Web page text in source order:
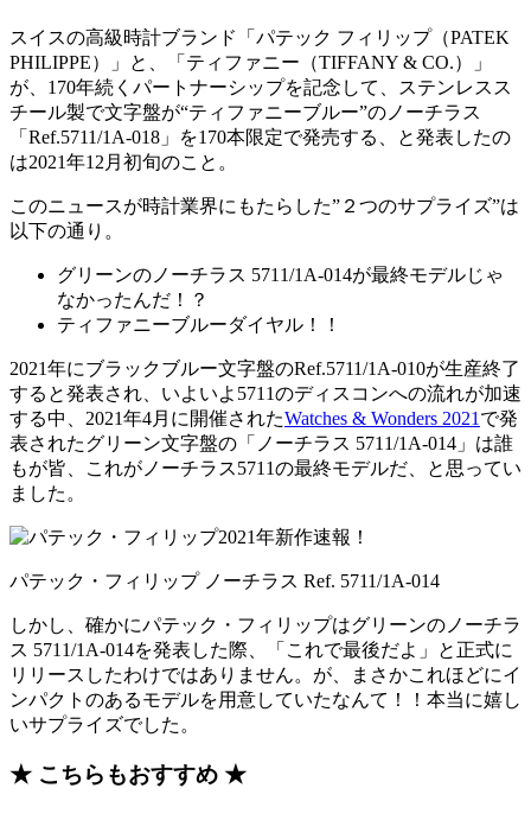
スイスの高級時計ブランド「パテック フィリップ（PATEK
PHILIPPE）」と、「ティファニー（TIFFANY & CO.）」
が、170年続くパートナーシップを記念して、ステンレスス
チール製で文字盤が“ティファニーブルー”のノーチラス
「Ref.5711/1A-018」を170本限定で発売する、と発表したの
は2021年12月初旬のこと。
このニュースが時計業界にもたらした”２つのサプライズ”は
以下の通り。
グリーンのノーチラス 5711/1A-014が最終モデルじゃ
なかったんだ！？
ティファニーブルーダイヤル！！
2021年にブラックブルー文字盤のRef.5711/1A-010が生産終了
すると発表され、いよいよ5711のディスコンへの流れが加速
する中、2021年4月に開催されたWatches & Wonders 2021 で発
表されたグリーン文字盤の「ノーチラス 5711/1A-014」は誰
もが皆、これがノーチラス5711の最終モデルだ、と思ってい
ました。
パテック・フィリップ ノーチラス Ref. 5711/1A-014
しかし、確かにパテック・フィリップはグリーンのノーチラ
ス 5711/1A-014を発表した際、「これで最後だよ」と正式に
リリースしたわけではありません。が、まさかこれほどにイ
ンパクトのあるモデルを用意していたなんて！！本当に嬉し
いサプライズでした。
★ こちらもおすすめ ★